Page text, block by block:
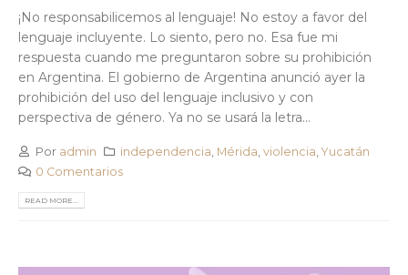
¡No responsabilicemos al lenguaje! No estoy a favor del
lenguaje incluyente. Lo siento, pero no. Esa fue mi
respuesta cuando me preguntaron sobre su prohibición
en Argentina. El gobierno de Argentina anunció ayer la
prohibición del uso del lenguaje inclusivo y con
perspectiva de género. Ya no se usará la letra...
Por admin independencia, Mérida,violencia,Yucatán
0 Comentarios
READ MORE...